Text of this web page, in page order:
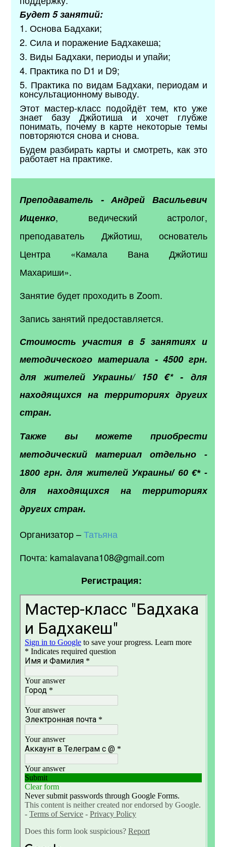
Будет 5 занятий:
1. Основа Бадхаки;
2. Сила и поражение Бадхакеша;
3. Виды Бадхаки, периоды и упайи;
4. Практика по D1 и D9;
5. Практика по видам Бадхаки, периодам и
консультационному выводу.
Этот мастер-класс подойдёт тем, кто уже
знает базу Джйотиша и хочет глубже
понимать, почему в карте некоторые темы
повторяются снова и снова.
Будем разбирать карты и смотреть, как это
работает на практике.
Преподаватель - Андрей Васильевич
Ищенко, ведический астролог,
преподаватель Джйотиш, основатель
Центра «Камала Вана Джйотиш
Махариши».
Занятие будет проходить в Zoom.
Запись занятий предоставляется.
Стоимость участия в 5 занятиях и
методического материала - 4500 грн.
для жителей Украины/ 150 €* - для
находящихся на территориях других
стран.
Также вы можете приобрести
методический материал отдельно -
1800 грн. для жителей Украины/ 60 €* -
для находящихся на территориях
других стран.
Организатор –Татьяна
Почта: kamalavana108@gmail.com
Регистрация: